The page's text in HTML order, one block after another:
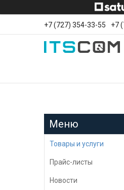
+7 (727) 354-33-55 +7
Товары и услуги
Прайс-листы
Новости